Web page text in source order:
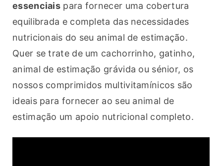
essenciais para fornecer uma cobertura
equilibrada e completa das necessidades
nutricionais do seu animal de estimação.
Quer se trate de um cachorrinho, gatinho,
animal de estimação grávida ou sénior, os
nossos comprimidos multivitamínicos são
ideais para fornecer ao seu animal de
estimação um apoio nutricional completo.